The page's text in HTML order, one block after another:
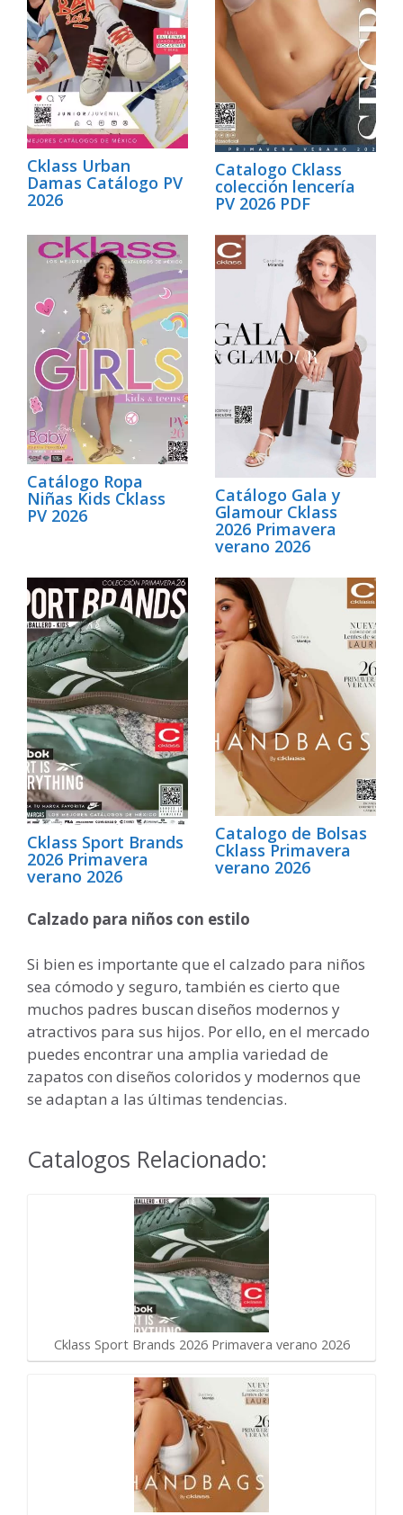
Cklass Urban
Damas Catálogo PV
2026
Catalogo Cklass
colección lencería
PV 2026 PDF
Catálogo Ropa
Niñas Kids Cklass
PV 2026
Catálogo Gala y
Glamour Cklass
2026 Primavera
verano 2026
Cklass Sport Brands
2026 Primavera
verano 2026
Catalogo de Bolsas
Cklass Primavera
verano 2026
Calzado para niños con estilo
Si bien es importante que el calzado para niños
sea cómodo y seguro, también es cierto que
muchos padres buscan diseños modernos y
atractivos para sus hijos. Por ello, en el mercado
puedes encontrar una amplia variedad de
zapatos con diseños coloridos y modernos que
se adaptan a las últimas tendencias.
Catalogos Relacionado:
Cklass Sport Brands 2026 Primavera verano 2026